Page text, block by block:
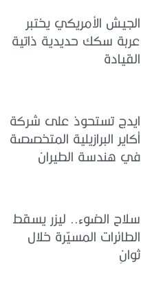
الجيش الأمريكي يختبر
عربة سكك حديدية ذاتية
القيادة
ايدج تستحوذ على شركة
أكاير البرازيلية المتخصصة
في هندسة الطيران
سلاح الضوء.. ليزر يسقط
الطائرات المسيّرة خلال
ثوانٍ